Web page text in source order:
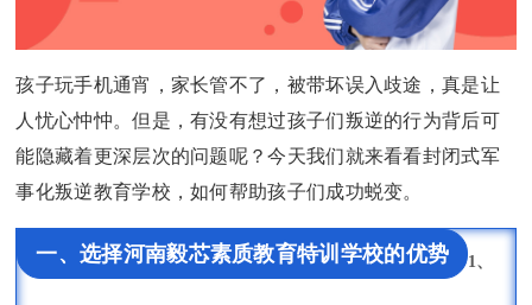
孩子玩手机通宵，家长管不了，被带坏误入歧途，真是让
人忧心忡忡。但是，有没有想过孩子们叛逆的行为背后可
能隐藏着更深层次的问题呢？今天我们就来看看封闭式军
事化叛逆教育学校，如何帮助孩子们成功蜕变。
一、选择河南毅芯素质教育特训学校的优势 1、